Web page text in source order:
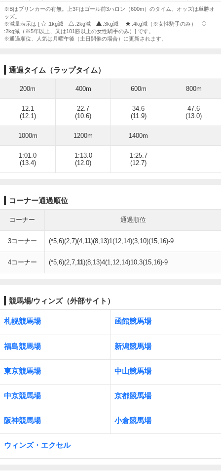
※Bはブリンカーの有無。上3Fはゴール前3ハロン（600m）のタイム。オッズは単勝オ
ッズ。
※減量表示は [
:1kg減 :2kg減 :3kg減
:4kg減（※女性騎手のみ）
:2kg減（※5年以上、又は101勝以上の女性騎手のみ）] です。
※通過順位、人気は月曜午後（土日開催の場合）に更新されます。
通過タイム（ラップタイム）
200m 400m 600m 800m
12.1
(12.1)
22.7
(10.6)
34.6
(11.9)
47.6
(13.0)
1000m 1200m 1400m
1:01.0
(13.4)
1:13.0
(12.0)
1:25.7
(12.7)
コーナー通過順位
コーナー 通過順位
3コーナー (*5,6)(2,7)(4,11)(8,13)1(12,14)(3,10)(15,16)-9
4コーナー (*5,6)(2,7,11)(8,13)4(1,12,14)10,3(15,16)-9
競馬場/ウィンズ（外部サイト）
札幌競馬場 函館競馬場
福島競馬場 新潟競馬場
東京競馬場 中山競馬場
中京競馬場 京都競馬場
阪神競馬場 小倉競馬場
ウィンズ・エクセル